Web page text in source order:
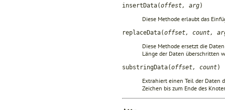
insertData(offest, arg)
Diese Methode erlaubt das
replaceData(offset, count,
Diese Methode ersetzt die
Länge der Daten überschritten
substringData(offset, count)
Extrahiert einen Teil der Daten
Zeichen bis zum Ende des